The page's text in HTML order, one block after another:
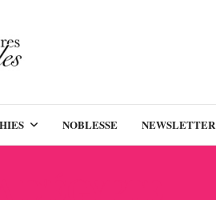
NOBLESSE NEWSLETTER